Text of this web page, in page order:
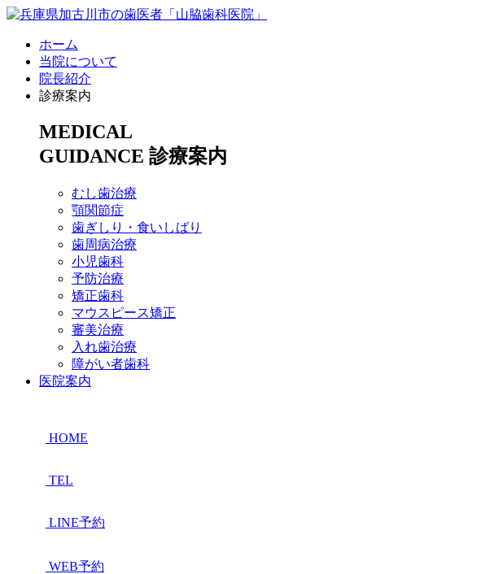
ホーム
当院について
院長紹介
診療案内
MEDICAL
GUIDANCE 診療案内
むし歯治療
顎関節症
歯ぎしり・食いしばり
歯周病治療
小児歯科
予防治療
矯正歯科
マウスピース矯正
審美治療
入れ歯治療
障がい者歯科
医院案内
HOME
TEL
LINE予約
WEB予約